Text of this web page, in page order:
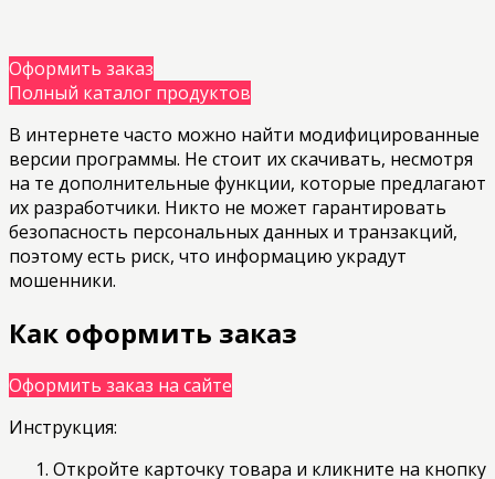
Оформить заказ
Полный каталог продуктов
В интернете часто можно найти модифицированные
версии программы. Не стоит их скачивать, несмотря
на те дополнительные функции, которые предлагают
их разработчики. Никто не может гарантировать
безопасность персональных данных и транзакций,
поэтому есть риск, что информацию украдут
мошенники.
Как оформить заказ
Оформить заказ на сайте
Инструкция:
Откройте карточку товара и кликните на кнопку